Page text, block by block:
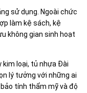
sử dụng. Ngoài chức
làm kệ sách, kệ
không gian sinh hoạt
kim loại, tủ nhựa Đài
lý tưởng với những ai
tính thẩm mỹ và độ